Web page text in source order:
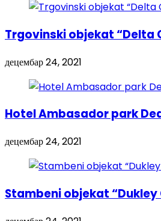
Trgovinski objekat “Delta
децембар 24, 2021
Hotel Ambasador park
децембар 24, 2021
Stambeni objekat “Dukley